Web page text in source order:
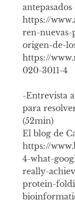
https://
ren-nuevas-
origen-de-
https://
020-3011-4
-Entrevista
para
(52min)
El blog de
https://
4-what-
really-
protein-